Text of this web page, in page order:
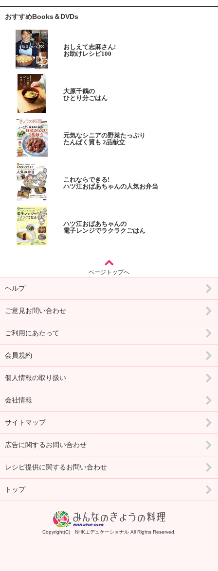
おすすめBooks＆DVDs
おしえて志麻さん!
お助けレシピ100
大原千鶴の
ひとり分ごはん
元気なシニアの野菜たっぷり
たんぱく質も 2品献立
これならできる!
ハツ江おばあちゃんの人気お弁当
ハツ江おばあちゃんの
電子レンジでラクラクごはん
ページトップへ
ヘルプ
ご意見お問い合わせ
ご利用にあたって
会員規約
個人情報の取り扱い
会社情報
サイトマップ
広告に関するお問い合わせ
レシピ提供に関するお問い合わせ
トップ
Copyright(C) NHKエデュケーショナル All Rights Reserved.